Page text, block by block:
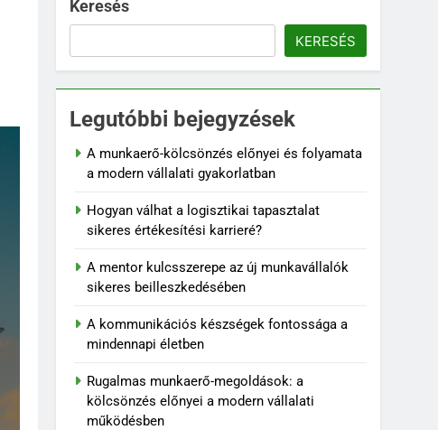
Keresés
KERESÉS
Legutóbbi bejegyzések
A munkaerő-kölcsönzés előnyei és folyamata
a modern vállalati gyakorlatban
Hogyan válhat a logisztikai tapasztalat
sikeres értékesítési karrieré?
A mentor kulcsszerepe az új munkavállalók
sikeres beilleszkedésében
A kommunikációs készségek fontossága a
mindennapi életben
Rugalmas munkaerő-megoldások: a
kölcsönzés előnyei a modern vállalati
működésben